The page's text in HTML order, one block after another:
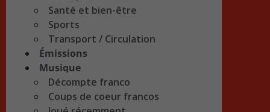
Santé et bien-être
Sports
Transport / Circulation
Émissions
Musique
Décompte franco
Coups de coeur francos